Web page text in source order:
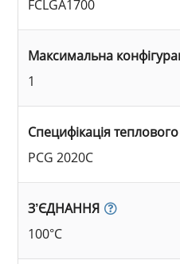
FCLGA1700
Максимальна
1
Специфікація
PCG 2020C
З’ЄДНАННЯ
100°C